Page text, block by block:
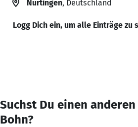
Nürtingen, Deutschland
Logg Dich ein, um alle Einträge zu
Suchst Du einen
Bohn?